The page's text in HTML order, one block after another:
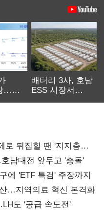
…
배터리 3사, 호남
ESS 시장서
로 뒤집힐 땐 '지지층
남대전 앞두고 '충돌'
에 'ETF 특검' 주장까지
…지역의료 혁신 본격화
도 '공급 속도전'